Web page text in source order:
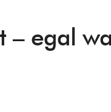
egal